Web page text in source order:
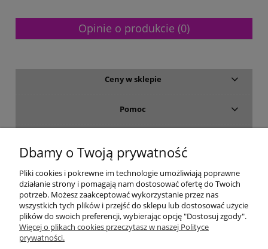
Opinie o produkcie (0)
Ceny w sklepie
Pomoc
Moje konto
Gwarancja i zwroty
O firmie
Dbamy o Twoją prywatność
Pliki cookies i pokrewne im technologie umożliwiają poprawne
działanie strony i pomagają nam dostosować ofertę do Twoich
potrzeb. Możesz zaakceptować wykorzystanie przez nas
wszystkich tych plików i przejść do sklepu lub dostosować użycie
plików do swoich preferencji, wybierając opcję "Dostosuj zgody".
Więcej o plikach cookies przeczytasz w naszej Polityce
prywatności.